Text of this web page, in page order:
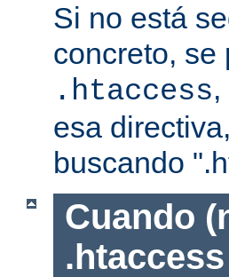
Si no está
concreto, se
.htaccess
esa
buscando
Cuando
.htaccess